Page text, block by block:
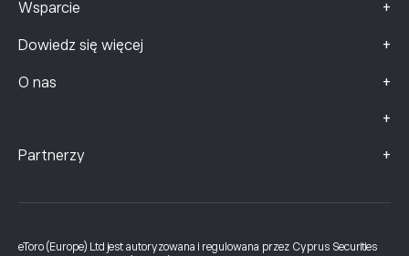
Wsparcie +
Dowiedz się więcej +
O nas +
+
Partnerzy +
eToro (Europe) Ltd jest autoryzowana i regulowana przez Cyprus Securities